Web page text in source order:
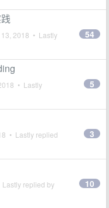
2018 • Lastly
54
• Lastly
5
• Lastly replied
3
Lastly replied by 10